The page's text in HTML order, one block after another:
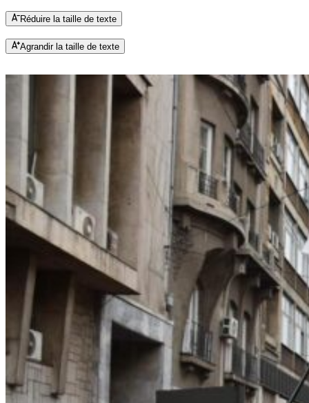
Réduire la taille de texte
Agrandir la taille de texte